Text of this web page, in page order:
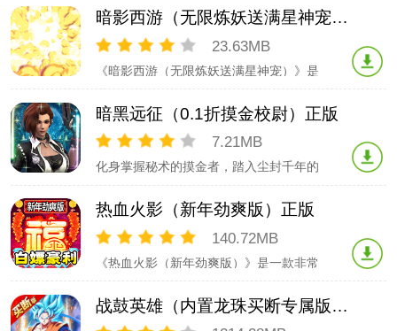
机甲降临！结契精灵，召唤神宠，追寻赛
特神迹的秘密！魔法战斗，异能比拼，开
启幻想冒险之旅！挑战魔王之巅，万人争
暗影西游（无限炼妖送满星神宠）官服
23.63MB
《暗影西游（无限炼妖送满星神宠）》是
开局送GM修改器,通过闯关，打怪获得欧
皇真充卡来进行充值,破解超值首充礼包，
现金点充值直接拿到游戏内所有满技能神
体验，带你感受
暗黑远征（0.1折摸金校尉）正版
7.21MB
化身掌握秘术的摸金者，踏入尘封千年的
忌——墓室东南角的烛光，是生死探索的
指引。烛火稳定时，可沿星象轨迹解读石
壁符文；若骤然摇曳，须即刻收敛探寻的
地宫内，机关与谜题皆
热血火影（新年劲爽版）正版
140.72MB
《热血火影（新年劲爽版）》是一款非常
奖励，助力轻松起步，刀刀切割伤害高，
极品装备都能爆！成就就能有奖励，多款
战鼓英雄（内置龙珠买断专属版）精简版